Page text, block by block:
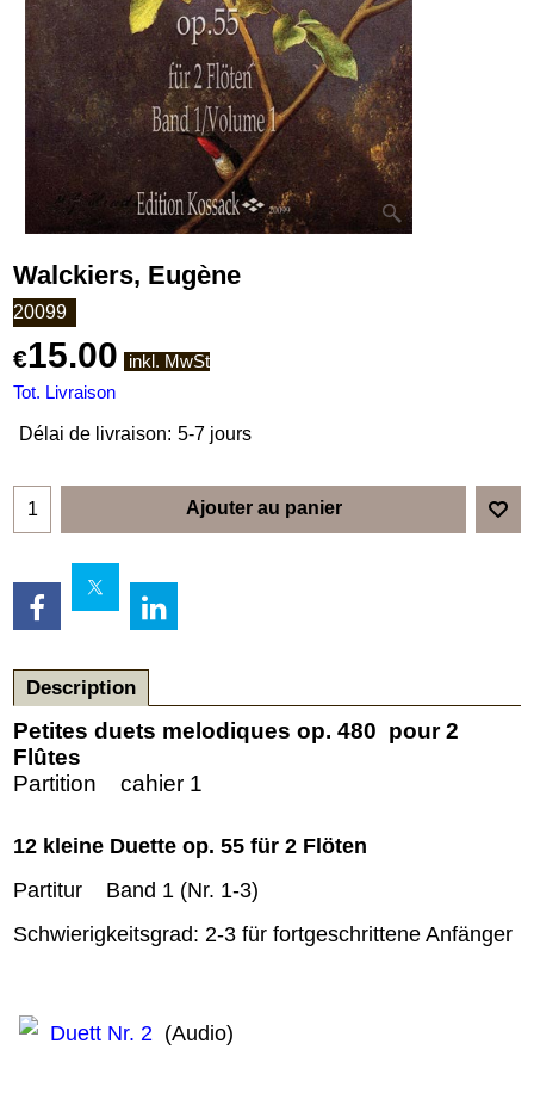
Walckiers, Eugène
20099
€15.00
inkl. MwSt
Tot. Livraison
Délai de livraison: 5-7 jours
Ajouter au panier
Description
Petites duets melodiques op. 480 pour 2
Flûtes
Partition cahier 1
12 kleine Duette op. 55 für 2 Flöten
Partitur Band 1 (Nr. 1-3)
Schwierigkeitsgrad: 2-3 für fortgeschrittene Anfänger
Duett Nr. 2 (Audio)